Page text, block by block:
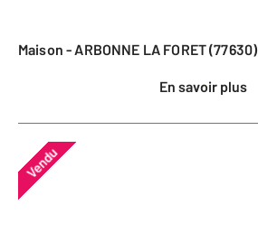
Maison - ARBONNE LA FORET (77630)
En savoir plus
Vendu